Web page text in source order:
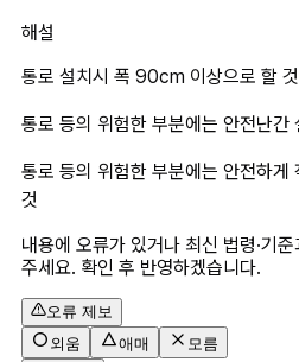
해설
통로 설치시 폭 90cm 이상으로 할 것
통로 등의 위험한 부분에는 안전난간
통로 등의 위험한 부분에는 안전하게
것
내용에 오류가 있거나 최신 법령·기
주세요. 확인 후 반영하겠습니다.
오류 제보
외움
애매
모름